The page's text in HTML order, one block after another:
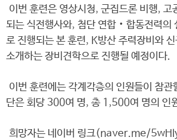
이번 훈련은 영상시청, 군집드론 비행, 고
되는 식전행사와, 첨단 연합‧합동전력의
로 진행되는 본 훈련, K방산 주력장비와
소개하는 장비견학으로 진행될 예정이다.
이번 훈련에는 각계각층의 인원들이 참
단은 회당 300여 명, 총 1,500여 명의 인
희망자는 네이버 링크(naver.me/